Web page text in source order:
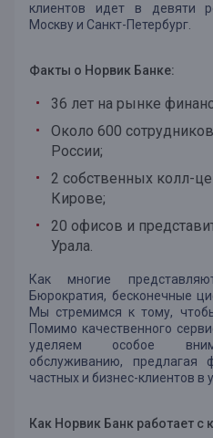
клиентов идет в девяти
Москву и Санкт-Петербург.
Факты о Норвик Банке:
36 лет на рынке
Около 600
России;
2 собственных колл-
Кирове;
20 офисов и
Урала.
Как многие
Бюрократия, бесконечные
Мы стремимся к тому,
Помимо качественного
уделяем особое
обслуживанию, предлагая
частных и бизнес-клиентов в
Как Норвик Банк работает с